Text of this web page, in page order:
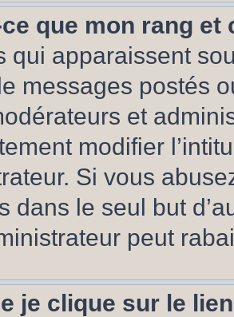
ce que mon rang
qui apparaissent
messages postés
et
modifier
Si vous
dans le seul but
peut
je clique sur le